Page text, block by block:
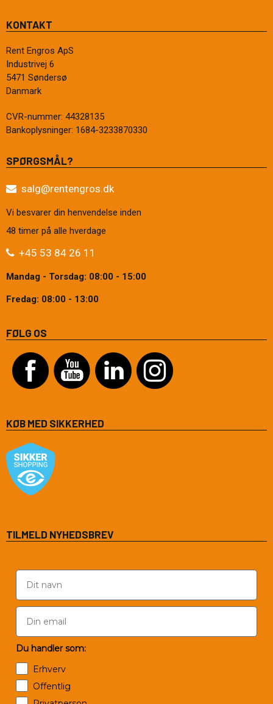
KONTAKT
Rent Engros ApS
Industrivej 6
5471 Søndersø
Danmark
CVR-nummer: 44328135
Bankoplysninger: 1684-3233870330
SPØRGSMÅL?
salg@rentengros.dk
Vi besvarer din henvendelse inden
48 timer på alle hverdage
+45 53 84 26 11
Mandag - Torsdag: 08:00 - 15:00
Fredag: 08:00 - 13:00
FØLG OS
KØB MED SIKKERHED
TILMELD NYHEDSBREV
Du handler som:
Erhverv
Offentlig